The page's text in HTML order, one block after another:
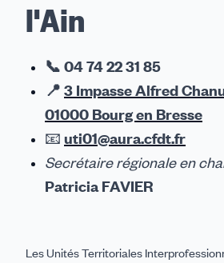
l'Ain
📞 04 74 22 31 85
📍 3 Impasse Alfred
01000 Bourg en Bresse
📧 uti01@aura.cfdt.fr
Secrétaire régionale en
Patricia FAVIER
Les Unités Territoriales